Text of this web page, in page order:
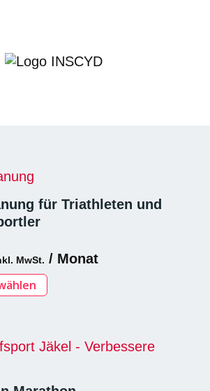
für Triathleten und
5.00von 5
MwSt. / Monat
Dieses
Produkt
Varianten